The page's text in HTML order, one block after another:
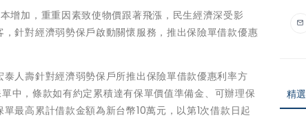
增加，重重因素致使物價跟著飛漲，民生經濟深受影
針對經濟弱勢保戶啟動關懷服務，推出保險單借款優惠
人壽針對經濟弱勢保戶所推出保險單借款優惠利率方
中，條款如有約定累積達有保單價值準備金、可辦理保
最高累計借款金額為新台幣10萬元，以第1次借款日起
精